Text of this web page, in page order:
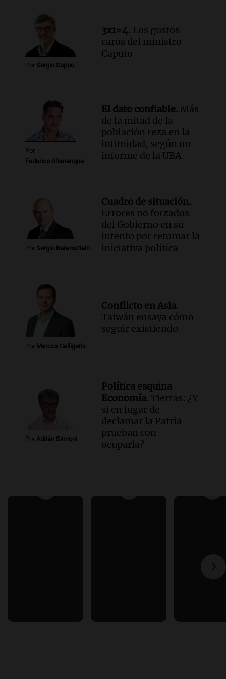
Episodios
Por Sergio Suppo
3x1=4. Los gustos
caros del ministro
Caputo
Por
Federico Albarenque
El dato confiable. Más
de la mitad de la
población reza en la
intimidad, según un
informe de la UBA
Por Sergio Berensztein
Cuadro de situación.
Errores no forzados
del Gobierno en su
intento por retomar la
iniciativa política
Por Marcos Calligaris
Conflicto en Asia.
Taiwán ensaya cómo
seguir existiendo
Por Adrián Simioni
Política esquina
Economía. Tierras: ¿Y
si en lugar de
declamar la Patria
prueban con
ocuparla?